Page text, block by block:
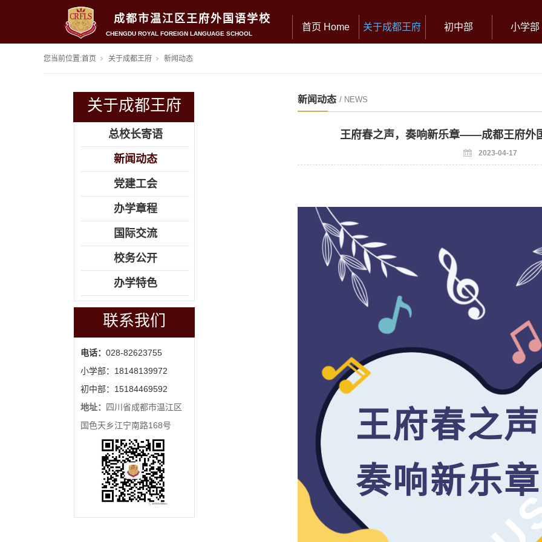
成都市温江区王府外国语学校
CHENGDU ROYAL FOREIGN LANGUAGE SCHOOL
首页 Home 关于成都王府 初中部 小学部
您当前位置:首页 关于成都王府 新闻动态
关于成都王府
总校长寄语
新闻动态
党建工会
办学章程
国际交流
校务公开
办学特色
联系我们
电话： 028-82623755
小学部：18148139972
初中部：15184469592
地址：
四川省成都市温江区
国色天乡江宁南路168号
新闻动态 / NEWS
王府春之声，奏响新乐章——成都王府外
2023-04-17
王府春之声
奏响新乐章